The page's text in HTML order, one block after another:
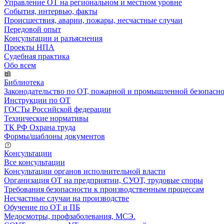
Управление ОТ на региональном и местном уровне
События, интервью, факты
Происшествия, аварии, пожары, несчастные случаи
Передовой опыт
Консультации и разъяснения
Проекты НПА
Судебная практика
Обо всем
Библиотека
Законодательство по ОТ, пожарной и промышленной
Инструкции по ОТ
ГОСТы Российской федерации
Технические нормативы
ТК РФ Охрана труда
Формы/шаблоны документов
Консультации
Все консультации
Консультации органов исполнительной власти
Организация ОТ на предприятии, СУОТ, трудовые споры
Требования безопасности к производственным процессам
Несчастные случаи на производстве
Обучение по ОТ и ПБ
Медосмотры, профзаболевания, МСЭ.